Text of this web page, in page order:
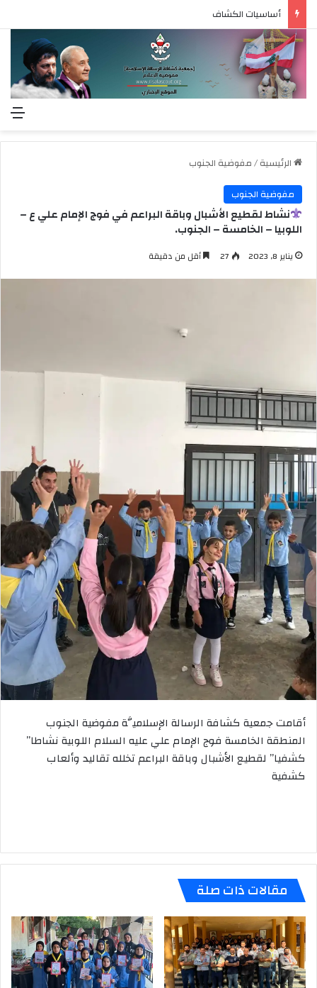
أساسيات الكشاف
الرئيسية/مفوضية الجنوب
مفوضية الجنوب
نشاط لقطيع الأشبال وباقة البراعم في فوج الإمام علي ع –
اللوبيا – الخامسة – الجنوب.
يناير 8, 2023 27 أقل من دقيقة
أقامت جمعية كشافة الرسالة الإسلاميَّة مفوضية الجنوب
المنطقة الخامسة فوج الإمام علي عليه السلام اللوبية نشاطا”
كشفيا” لقطيع الأشبال وباقة البراعم تخلله تقاليد وألعاب
كشفية
مقالات ذات صلة